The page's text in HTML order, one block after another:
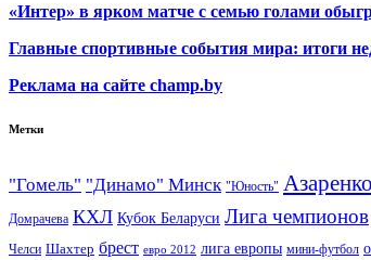
«Интер» в ярком матче с семью голами
Главные спортивные события мира: итоги
Реклама на сайте champ.by
Метки
"Гомель" "Динамо" Минск "Юность" Азаренко
Домрачева КХЛ Кубок Беларуси Лига чемпионов
Челси Шахтер брест евро 2012 лига европы мини-футбол